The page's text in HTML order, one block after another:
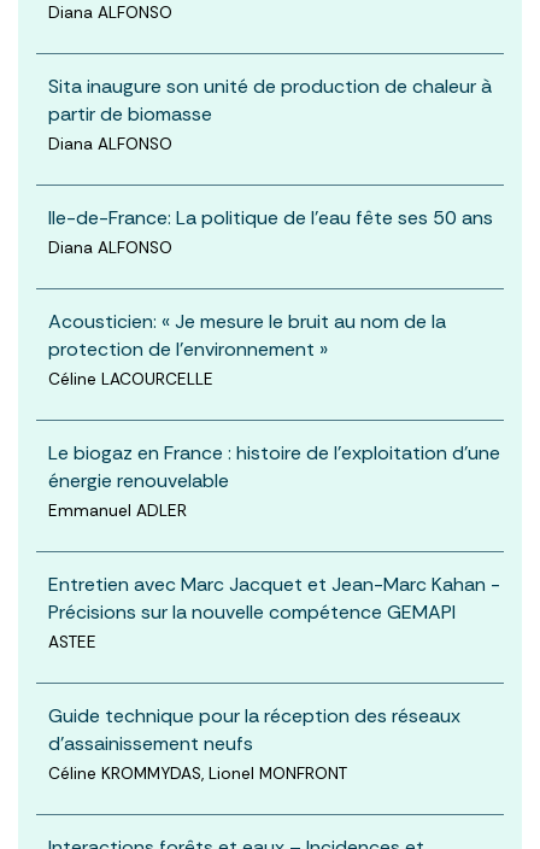
Diana ALFONSO
Sita inaugure son unité de production de chaleur à
partir de biomasse
Diana ALFONSO
Ile-de-France: La politique de l’eau fête ses 50 ans
Diana ALFONSO
Acousticien: « Je mesure le bruit au nom de la
protection de l’environnement »
Céline LACOURCELLE
Le biogaz en France : histoire de l’exploitation d’une
énergie renouvelable
Emmanuel ADLER
Entretien avec Marc Jacquet et Jean-Marc Kahan -
Précisions sur la nouvelle compétence GEMAPI
ASTEE
Guide technique pour la réception des réseaux
d’assainissement neufs
Céline KROMMYDAS, Lionel MONFRONT